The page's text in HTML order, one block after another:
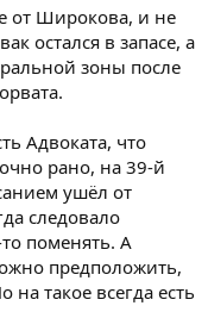
от Широкова, и не
остался в запасе, а
зоны после
Адвоката, что
рано, на 39-й
ушёл от
следовало
поменять. А
предположить,
на такое всегда есть